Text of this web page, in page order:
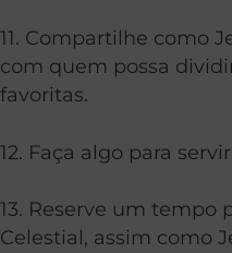
11. Compartilhe como
com quem possa
favoritas.
12. Faça algo para
13. Reserve um tempo
Celestial, assim como